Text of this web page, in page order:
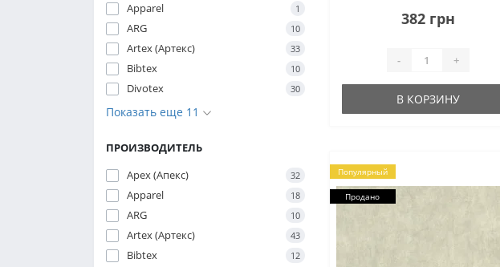
Apparel 1
ARG 10
Artex (Артекс) 33
Bibtex 10
Divotex 30
Показать еще 11
ПРОИЗВОДИТЕЛЬ
Apex (Апекс)
32
Apparel 18
ARG 10
Artex (Артекс) 43
Bibtex 12
прекрасным качеством, как
устойчивость к зацепкам. Такая
382 грн
- +
В КОРЗИНУ
Популярный
Продано